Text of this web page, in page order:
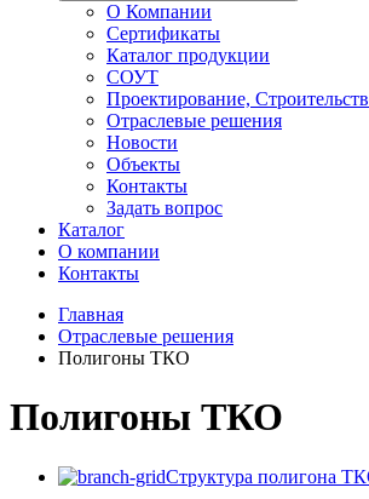
О Компании
Сертификаты
Каталог продукции
СОУТ
Проектирование,
Отраслевые решения
Новости
Объекты
Контакты
Задать вопрос
Каталог
О компании
Контакты
Главная
Отраслевые решения
Полигоны ТКО
Полигоны ТКО
Структура полигона